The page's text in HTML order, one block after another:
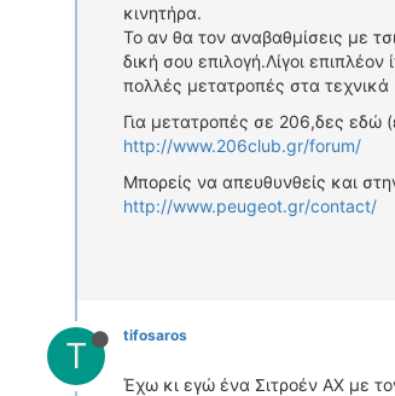
κινητήρα.
Το αν θα τον αναβαθμίσεις με
δική σου επιλογή.Λίγοι
πολλές μετατροπές στα
Για μετατροπές σε 206,δες εδώ
http://www.206club.gr/forum/
Μπορείς να απευθυνθείς και
http://www.peugeot.gr/contact/
T tifosaros
Έχω κι εγώ ένα Σιτροέν ΑΧ με